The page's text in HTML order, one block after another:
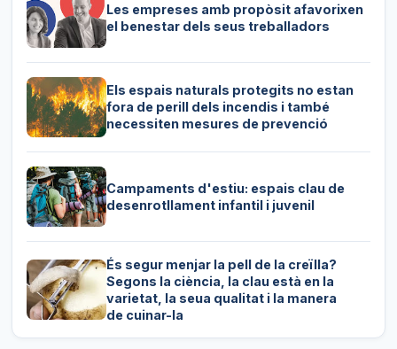
Les empreses amb propòsit afavorixen
el benestar dels seus treballadors
Els espais naturals protegits no estan
fora de perill dels incendis i també
necessiten mesures de prevenció
Campaments d'estiu: espais clau de
desenrotllament infantil i juvenil
És segur menjar la pell de la creïlla?
Segons la ciència, la clau està en la
varietat, la seua qualitat i la manera
de cuinar-la